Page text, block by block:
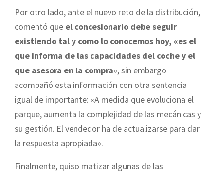
Por otro lado, ante el nuevo reto de la distribución,
comentó que el concesionario debe seguir
existiendo tal y como lo conocemos hoy, «es el
que informa de las capacidades del coche y el
que asesora en la compra», sin embargo
acompañó esta información con otra sentencia
igual de importante: «A medida que evoluciona el
parque, aumenta la complejidad de las mecánicas y
su gestión. El vendedor ha de actualizarse para dar
la respuesta apropiada».
Finalmente, quiso matizar algunas de las